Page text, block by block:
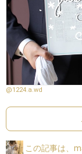
@1224.a.wd
この記事は、